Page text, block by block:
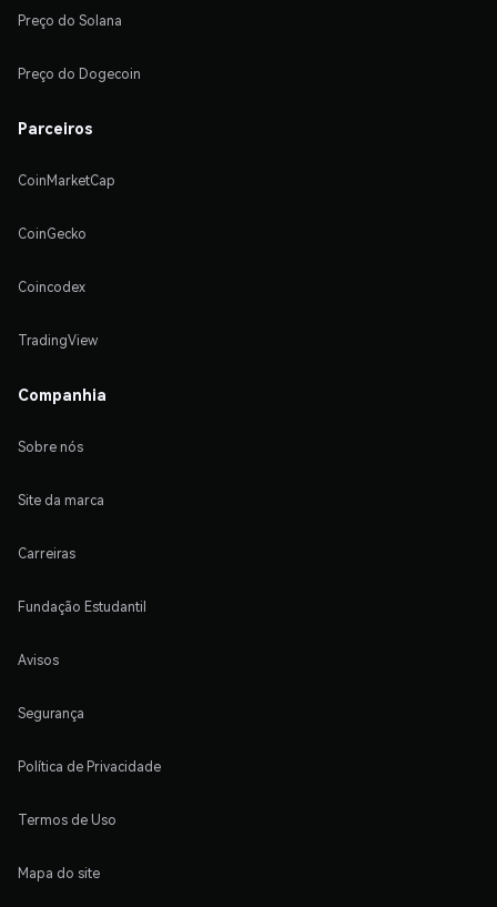
Preço do Solana
Preço do Dogecoin
Parceiros
CoinMarketCap
CoinGecko
Coincodex
TradingView
Companhia
Sobre nós
Site da marca
Carreiras
Fundação Estudantil
Avisos
Segurança
Política de Privacidade
Termos de Uso
Mapa do site